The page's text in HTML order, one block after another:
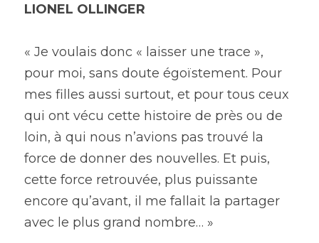
LIONEL OLLINGER
« Je voulais donc « laisser une trace »,
pour moi, sans doute égoïstement. Pour
mes filles aussi surtout, et pour tous ceux
qui ont vécu cette histoire de près ou de
loin, à qui nous n’avions pas trouvé la
force de donner des nouvelles. Et puis,
cette force retrouvée, plus puissante
encore qu’avant, il me fallait la partager
avec le plus grand nombre… »